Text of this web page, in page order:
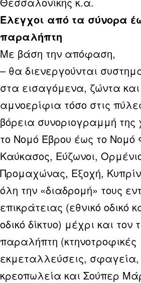
Έλεγχοι από τα σύνορα
παραλήπτη
Με βάση την απόφαση,
– θα διενεργούνται
στα εισαγόμενα, ζώντα
αμνοερίφια τόσο στις
βόρεια συνοριογραμμή
το Νομό Έβρου έως το
Καύκασος, Εύζωνοι,
Προμαχώνας, Εξοχή,
όλη την «διαδρομή» τους
επικράτειας (εθνικό οδικό
οδικό δίκτυο) μέχρι και τον
παραλήπτη (κτηνοτροφικές
εκμεταλλεύσεις,
κρεοπωλεία και Σούπερ